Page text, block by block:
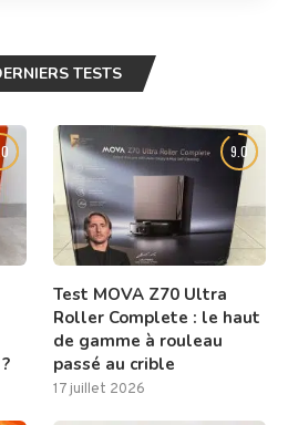
TESTS
9.0
Test MOVA Z70 Ultra
Roller Complete : le haut
de gamme à rouleau
passé au crible
17 juillet 2026